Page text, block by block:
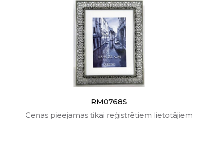
RM0768S
Cenas pieejamas tikai reģistrētiem lietotājiem